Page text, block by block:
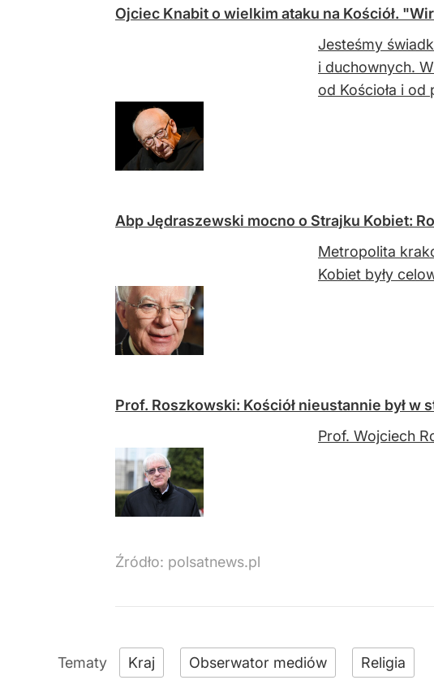
Ojciec Knabit o wielkim ataku na Kościół.
Jesteśmy
i duchownych.
od Kościoła i
Abp Jędraszewski mocno o Strajku Kobiet:
Metropolita
Kobiet były
Prof. Roszkowski: Kościół nieustannie był w
Prof. Wojciech
Źródło: polsatnews.pl
Kraj Obserwator mediów Religia